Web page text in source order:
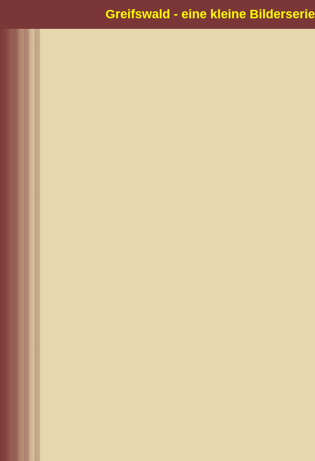
Greifswald - eine kleine Bilderserie